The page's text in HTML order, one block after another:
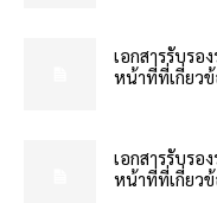
เอกสารรับรอ
หน้าที่ที่เกี่ยวข้
เอกสารรับรอ
หน้าที่ที่เกี่ยวข้